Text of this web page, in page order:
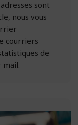
sont
nous vous
courriers
de
mail.